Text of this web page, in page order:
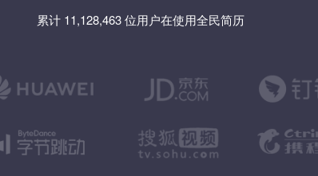
累计 11,128,463 位用户在使用全民简历